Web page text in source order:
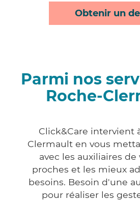
Obtenir un
Parmi nos
Roche-
Click&Care intervient
Clermault en vous
avec les auxiliaires de
proches et les mieux
besoins. Besoin d'une
pour réaliser les